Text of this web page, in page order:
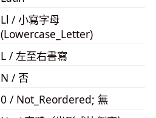
Ll / 小寫字母
(Lowercase_Letter)
L / 左至右書寫
N / 否
0 / Not_Reordered; 無